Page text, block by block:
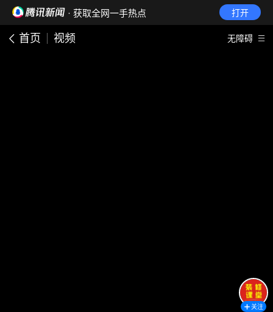
· 获取全网一手热点 打开
首页 视频 无障碍
关注